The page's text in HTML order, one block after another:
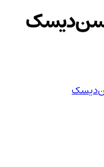
سن‌دیسک